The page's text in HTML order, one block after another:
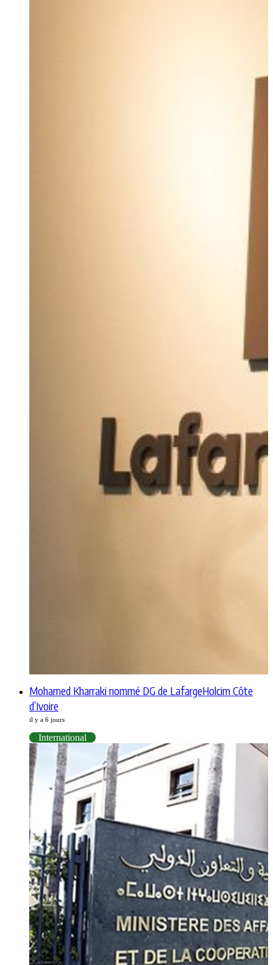
Mohamed Kharraki nommé DG de LafargeHolcim Côte
d’Ivoire
il y a 6 jours
International